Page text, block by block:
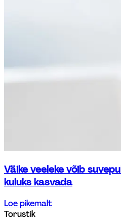
Väike veeleke võib
kuluks kasvada
Loe pikemalt
Torustik